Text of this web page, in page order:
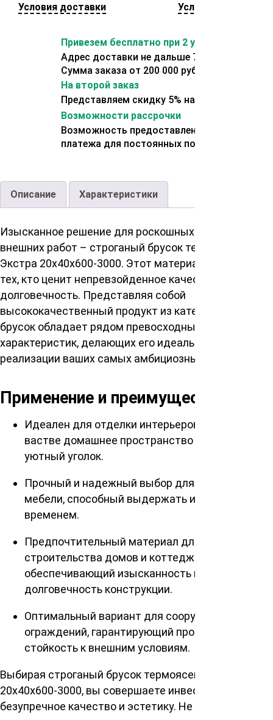
Условия доставки Условия оплаты
Привезем бесплатно при 2 условиях:
Адрес доставки не дальше 70 км от склада.
Сумма заказа от 200 000 рублей.
На второй заказ
Представляем скидку 5% на второй заказ
Возможности рассрочки
Возможность предоставления отсрочки
платежа для постоянных покупателей.
Описание Характеристики
Изысканное решение для роскошных интерьеров и
внешних работ – строганый брусок термоясень сорт
Экстра 20х40х600-3000. Этот материал создан для
тех, кто ценит непревзойденное качество и
долговечность. Представляя собой
высококачественный продукт из категории, данный
брусок обладает рядом превосходных
характеристик, делающих его идеальным для
реализации ваших самых амбициозных проектов.
Применение и преимущества
Идеален для отделки интерьеров, воплощая
вастве домашнее пространство в теплый и
уютный уголок.
Прочный и надежный выбор для изготовления
мебели, способный выдержать испытание
временем.
Предпочтительный материал для
строительства домов и коттеджей,
обеспечивающий изысканность и
долговечность конструкции.
Оптимальный вариант для сооружения
ограждений, гарантирующий прочность и
стойкость к внешним условиям.
Выбирая строганый брусок термоясень сорт Экстра
20х40х600-3000, вы совершаете инвестицию в
безупречное качество и эстетику. Не упустите